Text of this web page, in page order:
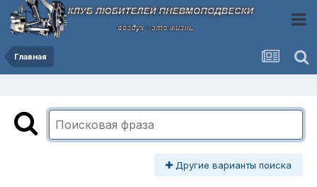
Главная
Другие варианты поиска